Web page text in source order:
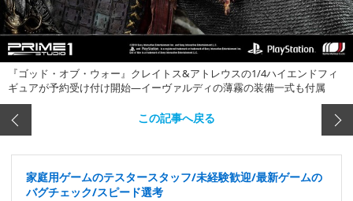
『ゴッド・オブ・ウォー』クレイトス&アトレウスの1/4ハイエンドフィ
ギュアが予約受け付け開始―イーヴァルディの薄霧の装備一式も付属
この記事へ戻る
家庭用ゲームのテスタースタッフ/未経験歓迎/最新ゲームの
バグチェック/スピード選考